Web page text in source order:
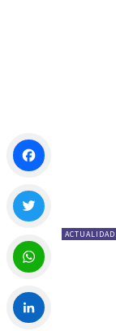
ACTUALIDAD
Facebook
Twitter
WhatsApp